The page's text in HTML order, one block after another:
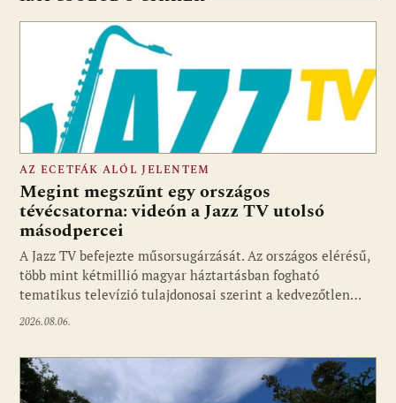
Fotó: media1.hu
AZ ECETFÁK ALÓL JELENTEM
Megint megszűnt egy országos
tévécsatorna: videón a Jazz TV utolsó
másodpercei
A Jazz TV befejezte műsorsugárzását. Az országos elérésű,
több mint kétmillió magyar háztartásban fogható
tematikus televízió tulajdonosai szerint a kedvezőtlen…
2026.08.06.